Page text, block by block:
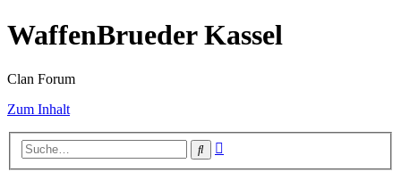
WaffenBrueder Kassel
Clan Forum
Zum Inhalt
Suche